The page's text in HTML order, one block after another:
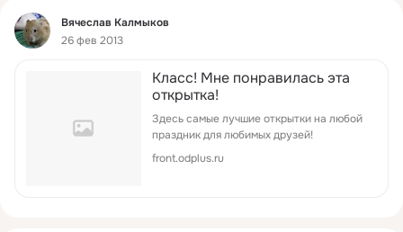
Фид
Вячеслав Калмыков
26 фев 2013
Класс! Мне понравилась эта
открытка!
Здесь самые лучшие открытки на любой
праздник для любимых друзей!
front.odplus.ru